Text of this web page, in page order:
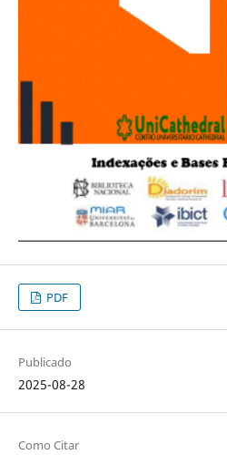
PDF
Publicado
2025-08-28
Como Citar